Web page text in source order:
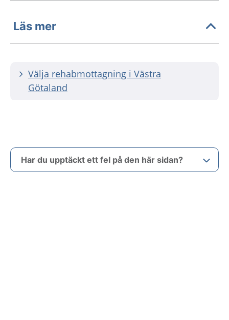
Läs mer
Välja rehabmottagning i Västra
Götaland
Har du upptäckt ett fel på den här sidan?